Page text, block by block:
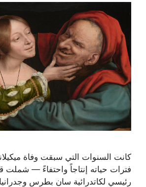
كانت السنوات التي سبقت وفاة
فترات حياته إنتاجاً واحتفاءً — شملت
رئيسي لكاتدرائية سان بطرس